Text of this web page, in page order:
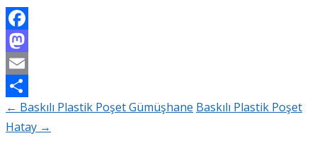
Facebook
Mastodon
Email
Share
Post
← Baskılı Plastik Poşet Gümüşhane Baskılı Plastik Poşet
Hatay →